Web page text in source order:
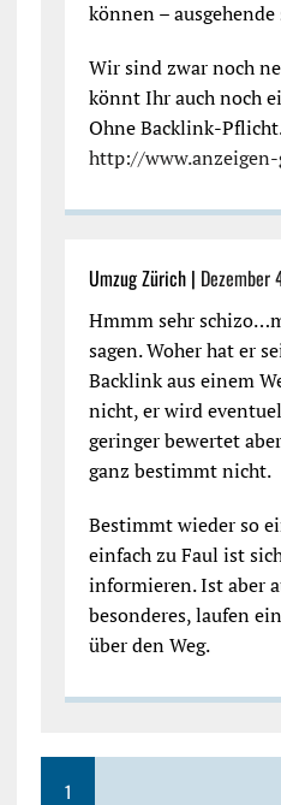
können –
Wir sind zwar noch
könnt Ihr auch noch
Ohne Backlink-
http://www.anzeigen-
Umzug Zürich | Dezember
Hmmm sehr
sagen. Woher hat er
Backlink aus einem
nicht, er wird
geringer bewertet
ganz bestimmt nicht.
Bestimmt wieder so
einfach zu Faul ist
informieren. Ist aber
besonderes, laufen
über den Weg.
1